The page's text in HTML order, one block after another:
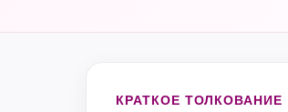
КРАТКОЕ ТОЛКОВАНИЕ